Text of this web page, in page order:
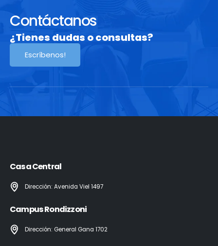
Contáctanos
¿Tienes dudas o consultas?
Escríbenos!
Casa Central
Dirección: Avenida Viel 1497
Campus Rondizzoni
Dirección: General Gana 1702